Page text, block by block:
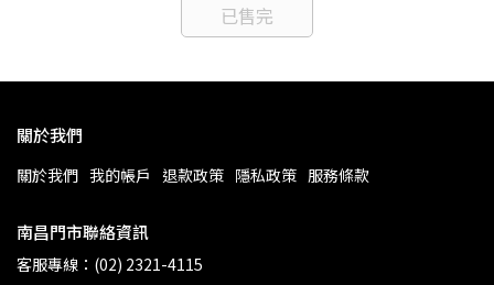
已售完
關於我們
關於我們 我的帳戶 退款政策 隱私政策 服務條款
南昌門市聯絡資訊
客服專線：(02) 2321-4115